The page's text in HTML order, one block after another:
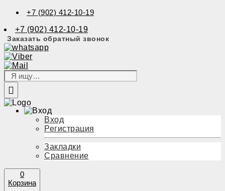
+7 (902) 412-10-19
+7 (902) 412-10-19
Заказать обратный звонок
Вход
Регистрация
Закладки
Сравнение
0
Корзина